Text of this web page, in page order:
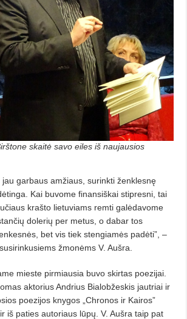
skaitė savo eiles iš naujausios
garbaus amžiaus, surinkti ženklesnę
Kai buvome finansiškai stipres­­ni, tai
krašto lietuviams remti galėdavome
dolerių per metus, o dabar tos
bet vis tiek stengiamės padėti”, –
žmonėms V. Aušra.
mieste pirmiausia buvo skirtas poezijai.
aktorius Andrius Bialobžeskis jautriai ir
poezijos knygos „Chronos ir Kairos”
iš paties autoriaus lūpų. V. Aušra taip pat